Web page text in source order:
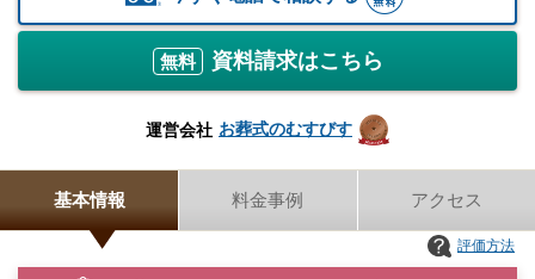
無料 資料請求はこちら
運営会社 お葬式のむすびす
基本情報 料金事例 アクセス
評価方法